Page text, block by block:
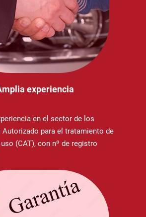
experiencia
en el sector de los
Autorizado para el tratamiento de
(CAT), con nº de registro